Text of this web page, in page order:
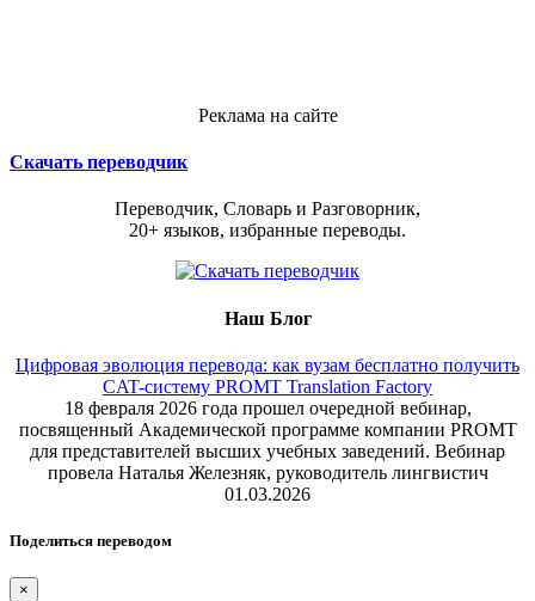
Реклама на сайте
Скачать переводчик
Переводчик, Словарь и Разговорник,
20+ языков, избранные переводы.
Наш Блог
Цифровая эволюция перевода: как вузам бесплатно получить
CAT-систему PROMT Translation Factory
18 февраля 2026 года прошел очередной вебинар,
посвященный Академической программе компании PROMT
для представителей высших учебных заведений. Вебинар
провела Наталья Железняк, руководитель лингвистич
01.03.2026
Поделиться переводом
×